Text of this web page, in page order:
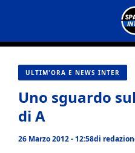
contenuto
ULTIM'ORA E NEWS INTER
Uno sguardo
di A
26 Marzo 2012 - 12:58di